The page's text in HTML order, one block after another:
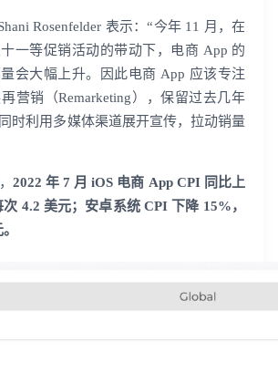
Rosenfelder 表示：“今年 11 月，在
一等促销活动的带动下，电商 App 的
量会大幅上升。因此电商 App 应该专注
营销（Remarketing），保留过去几年
时利用多媒体渠道展开宣传，拉动销量
2022 年 7 月 iOS 电商 App CPI 同比上
4.2 美元；安卓系统 CPI 下降 15%，